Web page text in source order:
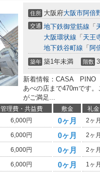
住所 大阪府大阪市阿倍
交通 地下鉄御堂筋線 「
大阪環状線 「 天王
地下鉄谷町線 「 阿
築年 築1年未満 階数
新着情報：CASA PINO
あべの店まで470mです
がご満足...
管理費・共益費 敷金 礼金
6,000円 0ヶ月 2ヶ月
6,000円 0ヶ月 2ヶ月
6,000円 0ヶ月 2ヶ月
6,000円 0ヶ月 1ヶ月